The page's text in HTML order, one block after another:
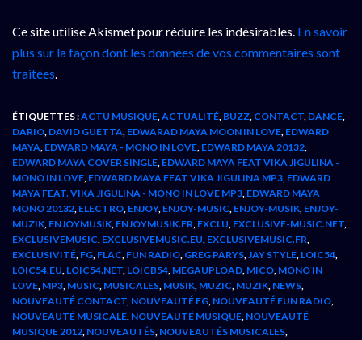
Ce site utilise Akismet pour réduire les indésirables. En savoir
plus sur la façon dont les données de vos commentaires sont
traitées.
ÉTIQUETTES :ACTU MUSIQUE,ACTUALITÉ, BUZZ, CONTACT, DANCE,
DARIO, DAVID GUETTA, EDWARAD MAYA MOON IN LOVE, EDWARD
MAYA, EDWARD MAYA - MONO IN LOVE, EDWARD MAYA 20132,
EDWARD MAYA COVER SINGLE, EDWARD MAYA FEAT VIKA JIGULINA -
MONO IN LOVE, EDWARD MAYA FEAT VIKA JIGULINA MP3, EDWARD
MAYA FEAT. VIKA JIGULINA - MONO IN LOVE MP3, EDWARD MAYA
MONO 20132, ELECTRO, ENJOY, ENJOY-MUSIC, ENJOY-MUSIK, ENJOY-
MUZIK, ENJOYMUSIK, ENJOYMUSIK.FR, EXCLU, EXCLUSIVE-MUSIC.NET,
EXCLUSIVEMUSIC, EXCLUSIVEMUSIC.EU, EXCLUSIVEMUSIC.FR,
EXCLUSIVITÉ, FG, FLAC, FUN RADIO, GREG PARYS,JAY STYLE, LOIC54,
LOIC54.EU, LOIC54.NET, LOICB54, MEGAUPLOAD, MICO, MONO IN
LOVE, MP3, MUSIC, MUSICALES, MUSIK, MUZIC, MUZIK, NEWS,
NOUVEAUTÉ CONTACT, NOUVEAUTÉ FG, NOUVEAUTÉ FUN RADIO,
NOUVEAUTÉ MUSICALE, NOUVEAUTÉ MUSIQUE, NOUVEAUTÉ
MUSIQUE 2012, NOUVEAUTÉS, NOUVEAUTÉS MUSICALES,